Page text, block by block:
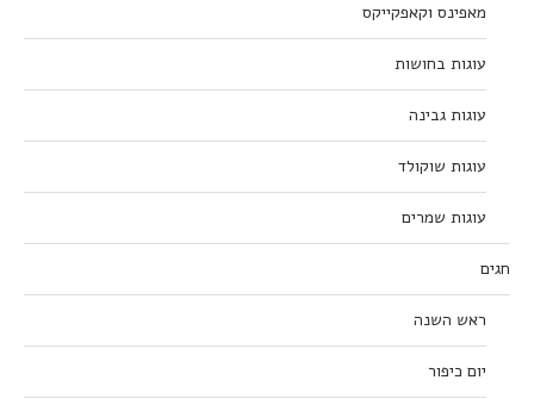
מאפינס וקאפקייקס
עוגות בחושות
עוגות גבינה
עוגות שוקולד
עוגות שמרים
חגים
ראש השנה
יום כיפור